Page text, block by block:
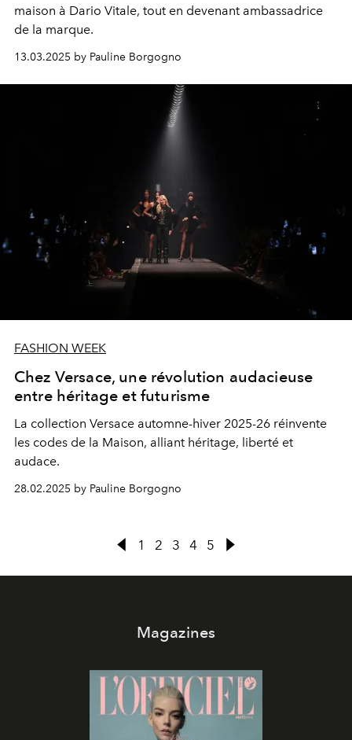
maison à Dario Vitale, tout en devenant ambassadrice
de la marque.
13.03.2025 by Pauline Borgogno
FASHION WEEK
Chez Versace, une révolution audacieuse
entre héritage et futurisme
La collection Versace automne-hiver 2025-26 réinvente
les codes de la Maison, alliant héritage, liberté et
audace.
28.02.2025 by Pauline Borgogno
1 2 3 4 5
Magazines